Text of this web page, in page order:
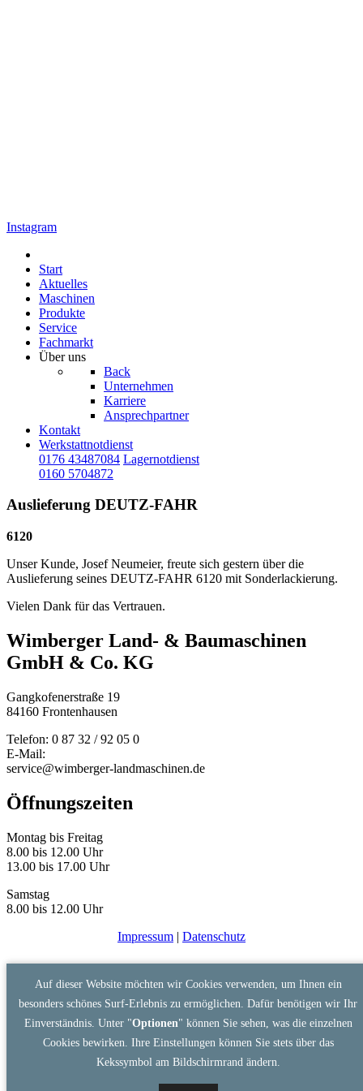
Instagram
Start
Aktuelles
Maschinen
Produkte
Service
Fachmarkt
Über uns
Back
Unternehmen
Karriere
Ansprechpartner
Kontakt
Werkstattnotdienst
0176 43487084 Lagernotdienst
0160 5704872
Auslieferung DEUTZ-FAHR
6120
Unser Kunde, Josef Neumeier, freute sich gestern über die
Auslieferung seines DEUTZ-FAHR 6120 mit Sonderlackierung.
Vielen Dank für das Vertrauen.
Wimberger Land- & Baumaschinen
GmbH & Co. KG
Gangkofenerstraße 19
84160 Frontenhausen
Telefon: 0 87 32 / 92 05 0
E-Mail:
service@wimberger-landmaschinen.de
Öffnungszeiten
Montag bis Freitag
8.00 bis 12.00 Uhr
13.00 bis 17.00 Uhr
Samstag
8.00 bis 12.00 Uhr
Impressum | Datenschutz
Auf dieser Website möchten wir Cookies verwenden, um Ihnen ein
besonders schönes Surf-Erlebnis zu ermöglichen. Dafür benötigen wir Ihr
Einverständnis. Unter "Optionen" können Sie sehen, was die einzelnen
Cookies bewirken. Ihre Einstellungen können Sie stets über das
Kekssymbol am Bildschirmrand ändern.